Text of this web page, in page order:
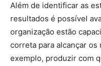
Além de identificar as
resultados é possível
organização estão
correta para alcançar
exemplo, produzir com